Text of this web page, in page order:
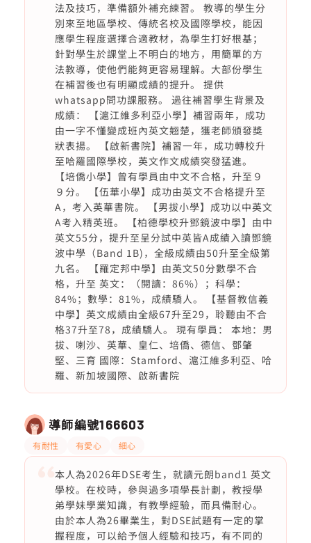
法及技巧，準備額外補充練習。 教導的學生分
別來至地區學校、傳統名校及國際學校，能因
應學生程度選擇合適教材，為學生打好根基；
針對學生於課堂上不明白的地方，用簡單的方
法教導，使他們能夠更容易理解。大部份學生
在補習後也有明顯成績的提升。 提供
whatsapp問功課服務。 過往補習學生背景及
成績： 【滬江維多利亞小學】補習兩年，成功
由一字不懂變成班內英文翹楚，獲老師頒發獎
狀表揚。 【啟新書院】補習一年，成功轉校升
至哈羅國際學校，英文作文成績突發猛進。
【培僑小學】曾有學員由中文不合格，升至９
９分。 【伍華小學】成功由英文不合格提升至
A，考入英華書院。 【男拔小學】成功以中英文
A考入精英班。 【柏德學校升鄧鏡波中學】由中
英文55分，提升至呈分試中英皆A成績入讀鄧鏡
波中學（Band 1B)，全級成績由50升至全級第
九名。 【羅定邦中學】由英文50分數學不合
格，升至 英文：（閱讀：86%）；科學：
84%；數學：81%，成績驕人。 【基督教信義
中學】英文成績由全級67升至29，聆聽由不合
格37升至78，成績驕人。 現有學員： 本地：男
拔、喇沙、英華、皇仁、培僑、德信、鄧肇
堅、三育 國際：Stamford、滬江維多利亞、哈
羅、新加坡國際、啟新書院
導師編號166603
有耐性 有愛心 細心
本人為2026年DSE考生，就讀元朗band1 英文
學校。在校時，參與過多項學長計劃，教授學
弟學妹學業知識，有教學經驗，而具備耐心。
由於本人為26畢業生，對DSE試題有一定的掌
握程度，可以給予個人經驗和技巧，有不同的